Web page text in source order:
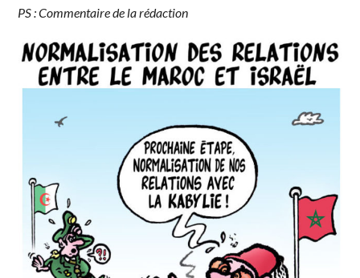
PS : Commentaire de la rédaction